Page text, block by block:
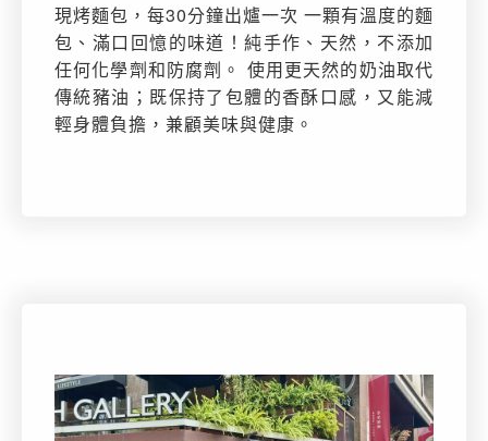
現烤麵包，每30分鐘出爐一次 一顆有溫度的麵
包、滿口回憶的味道！純手作、天然，不添加
任何化學劑和防腐劑。 使用更天然的奶油取代
傳統豬油；既保持了包體的香酥口感，又能減
輕身體負擔，兼顧美味與健康。